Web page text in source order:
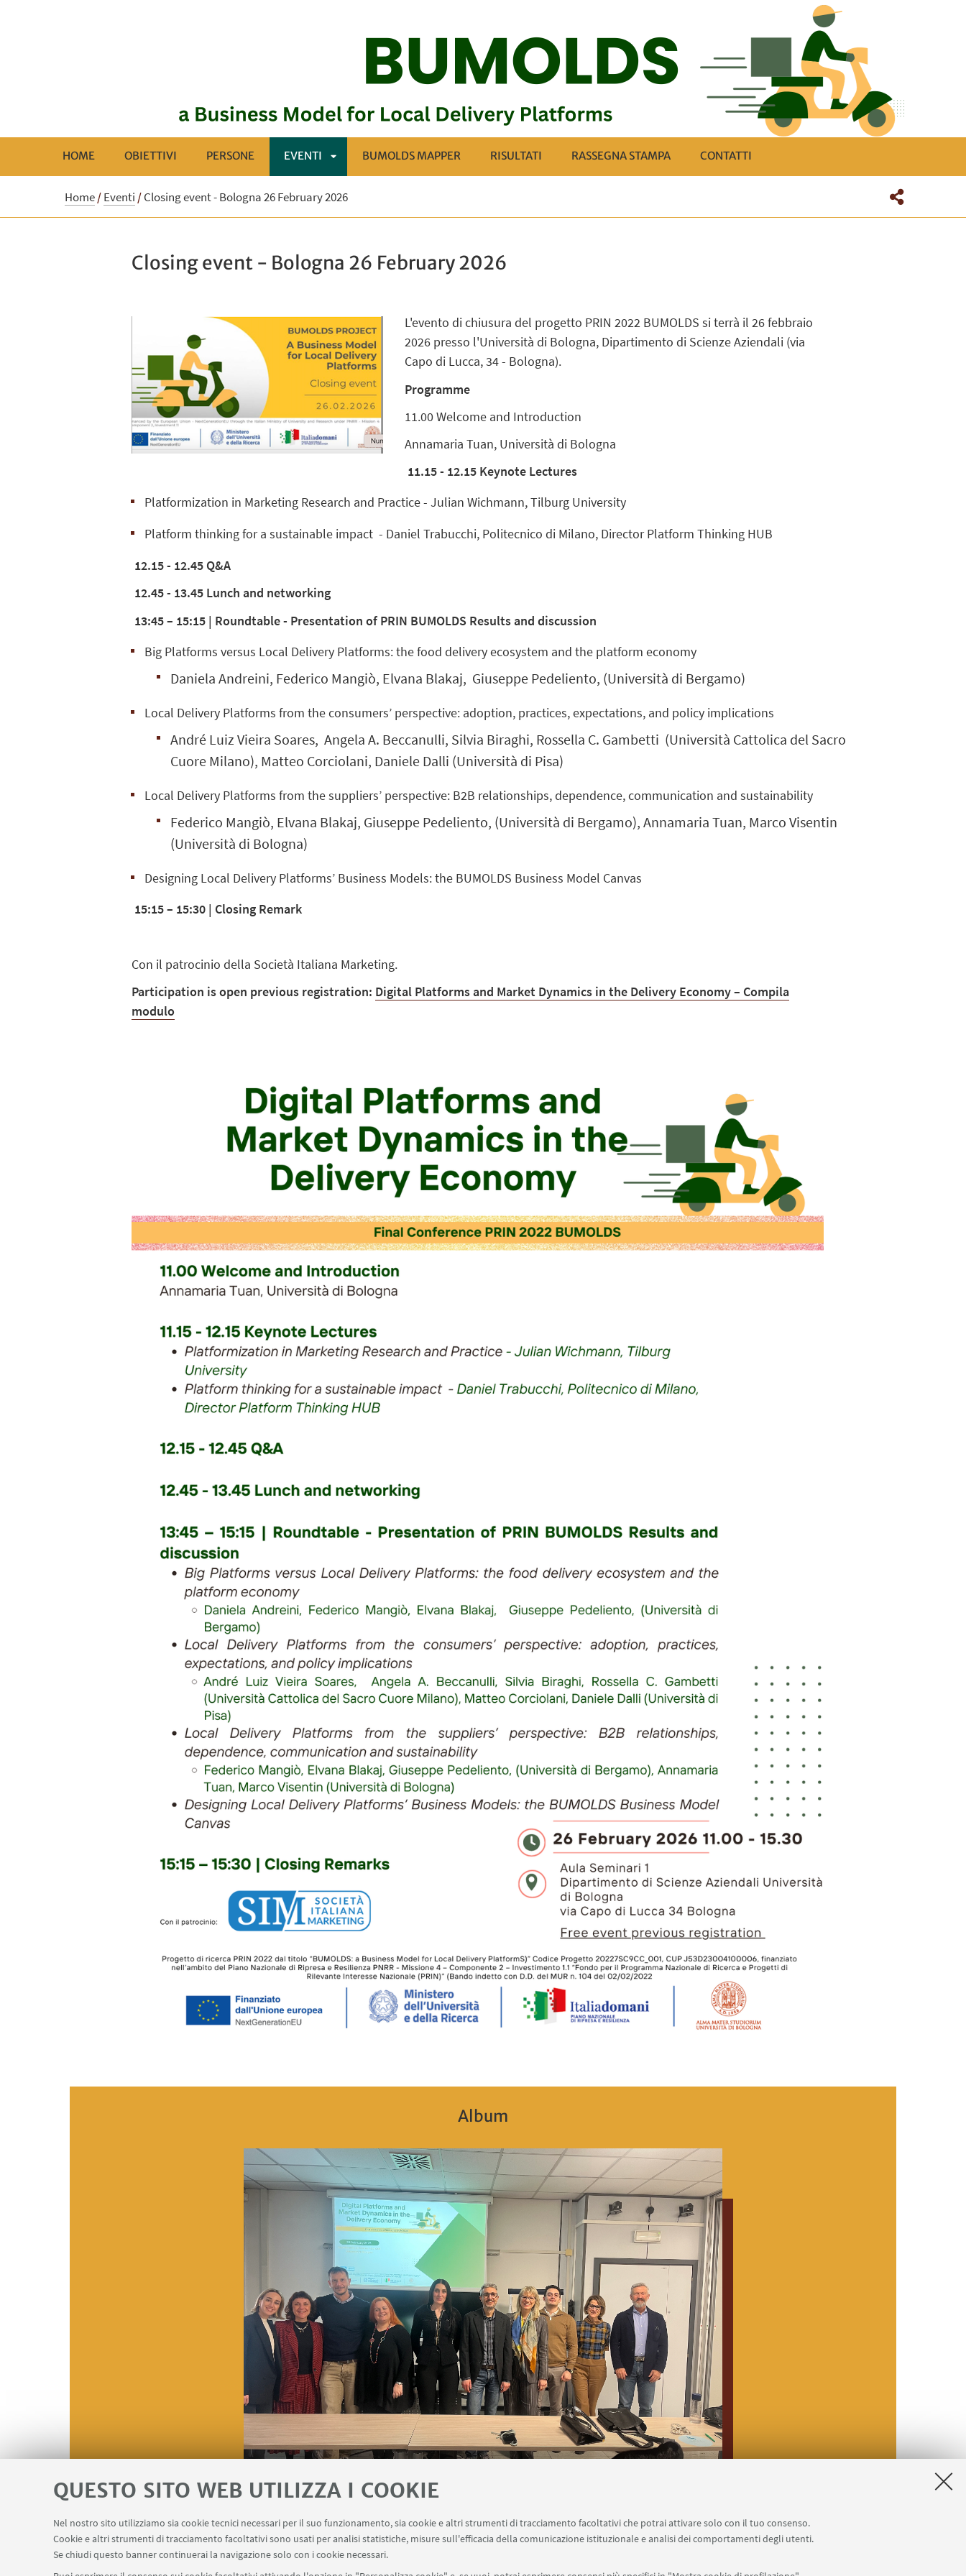
QUESTO SITO WEB UTILIZZA I COOKIE
Nel nostro sito utilizziamo sia cookie tecnici necessari per il suo funzionamento, sia cookie e altri strumenti di tracciamento facoltativi che potrai attivare solo con il tuo consenso.
Cookie e altri strumenti di tracciamento facoltativi sono usati per analisi statistiche, misure sull'efficacia della comunicazione istituzionale e analisi dei comportamenti degli utenti.
Se chiudi questo banner continuerai la navigazione solo con i cookie necessari.
HOME OBIETTIVI PERSONE EVENTI
APRI
BUMOLDS MAPPER RISULTATI RASSEGNA STAMPA CONTATTI
Home/Eventi /Closing event - Bologna 26 February 2026
Closing event - Bologna 26 February 2026
L'evento di chiusura del progetto PRIN 2022 BUMOLDS si terrà il 26 febbraio
2026 presso l'Università di Bologna, Dipartimento di Scienze Aziendali (via
Capo di Lucca, 34 - Bologna).
Programme
11.00 Welcome and Introduction
Annamaria Tuan, Università di Bologna
11.15 - 12.15 Keynote Lectures
Platformization in Marketing Research and Practice- Julian Wichmann, Tilburg University
Platform thinking for a sustainable impact - Daniel Trabucchi, Politecnico di Milano, Director Platform Thinking HUB
12.15 - 12.45 Q&A
12.45 - 13.45 Lunch and networking
13:45 – 15:15 | Roundtable - Presentation of PRIN BUMOLDS Results and discussion
Big Platforms versus Local Delivery Platforms: the food delivery ecosystem and the platform economy
Daniela Andreini, Federico Mangiò, Elvana Blakaj, Giuseppe Pedeliento, (Università di Bergamo)
Local Delivery Platforms from the consumers’ perspective: adoption, practices, expectations, and policy implications
André Luiz Vieira Soares, Angela A. Beccanulli, Silvia Biraghi, Rossella C. Gambetti (Università Cattolica del Sacro
Cuore Milano), Matteo Corciolani, Daniele Dalli (Università di Pisa)
Local Delivery Platforms from the suppliers’ perspective: B2B relationships, dependence, communication and sustainability
Federico Mangiò, Elvana Blakaj, Giuseppe Pedeliento, (Università di Bergamo), Annamaria Tuan, Marco Visentin
(Università di Bologna)
Designing Local Delivery Platforms’ Business Models: the BUMOLDS Business Model Canvas
15:15 – 15:30 | Closing Remark
Con il patrocinio della Società Italiana Marketing.
Participation is open previous registration: Digital Platforms and Market Dynamics in the Delivery Economy – Compila
modulo
Album